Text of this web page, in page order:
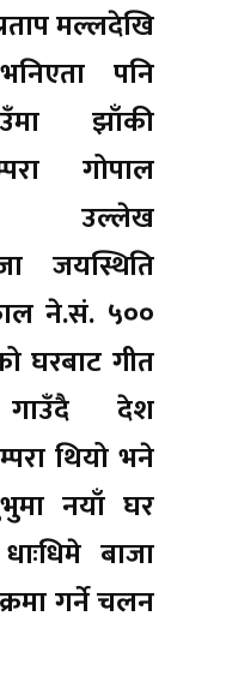
मल्लदेखि
पनि
झाँकी
गोपाल
उल्लेख
जयस्थिति
ने.सं. ५००
घरबाट गीत
गाउँदै देश
थियो भने
नयाँ घर
बाजा
गर्ने चलन